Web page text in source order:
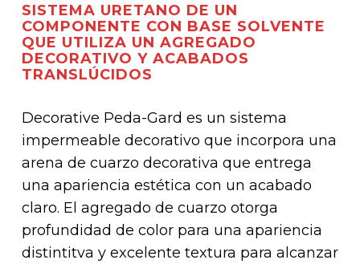
SISTEMA URETANO DE UN
COMPONENTE CON BASE SOLVENTE
QUE UTILIZA UN AGREGADO
DECORATIVO Y ACABADOS
TRANSLÚCIDOS
Decorative Peda-Gard es un sistema
impermeable decorativo que incorpora una
arena de cuarzo decorativa que entrega
una apariencia estética con un acabado
claro. El agregado de cuarzo otorga
profundidad de color para una apariencia
distintitva y excelente textura para alcanzar